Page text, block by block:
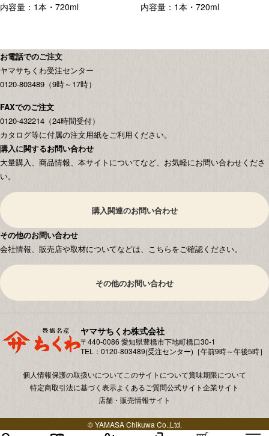
内容量：1本・720ml
内容量：1本・720ml
お電話でのご注文
ヤマサちくわ受注センター
0120-803489（9時～17時）
FAXでのご注文
0120-432214（24時間受付）
カタログ等に付属の注文用紙をご利用ください。
購入に関するお問い合わせ
大量購入、商品情報、本サイトについてなど、お気軽にお問い合わせくださ
い。
購入関連のお問い合わせ
その他のお問い合わせ
会社情報、販売店や取材についてなどは、こちらをご確認ください。
その他のお問い合わせ
ヤマサちくわ株式会社
〒440-0086 愛知県豊橋市下地町橋⼝30-1
TEL：0120-803489(受注センター)［午前9時～午後5時］
個人情報保護の取扱いについて このサイトについて賞味期限について
特定商取引法に基づく表示よくあるご質問公式サイト企業サイト
店舗・販売情報サイト
© YAMASA Chikuwa Co.,Ltd.